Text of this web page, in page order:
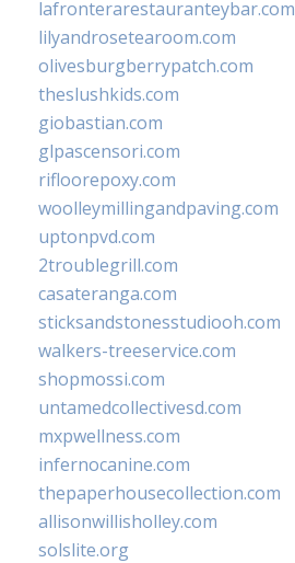
lafronterarestauranteybar.com
lilyandrosetearoom.com
olivesburgberrypatch.com
theslushkids.com
giobastian.com
glpascensori.com
rifloorepoxy.com
woolleymillingandpaving.com
uptonpvd.com
2troublegrill.com
casateranga.com
sticksandstonesstudiooh.com
walkers-treeservice.com
shopmossi.com
untamedcollectivesd.com
mxpwellness.com
infernocanine.com
thepaperhousecollection.com
allisonwillisholley.com
solslite.org